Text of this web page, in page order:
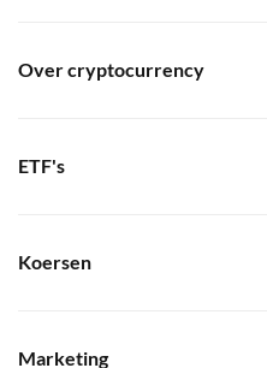
Over cryptocurrency
ETF's
Koersen
Marketing